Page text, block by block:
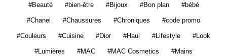
Beauté bien-être Bijoux Bon plan bébé
Chanel Chaussures Chroniques code promo
Couleurs Cuisine Dior Haul Lifestyle Look
Lumières MAC MAC Cosmetics Mains